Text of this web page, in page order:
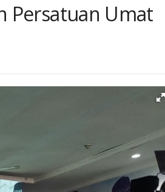
Persatuan Umat